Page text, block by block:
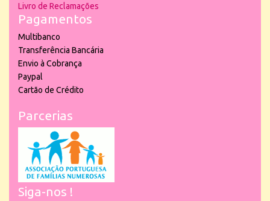
Livro de Reclamações
Pagamentos
Multibanco
Transferência Bancária
Envio à Cobrança
Paypal
Cartão de Crédito
Parcerias
Siga-nos !